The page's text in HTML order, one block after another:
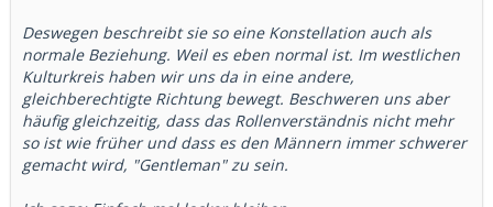
Deswegen beschreibt sie so eine Konstellation auch als
normale Beziehung. Weil es eben normal ist. Im westlichen
Kulturkreis haben wir uns da in eine andere,
gleichberechtigte Richtung bewegt. Beschweren uns aber
häufig gleichzeitig, dass das Rollenverständnis nicht mehr
so ist wie früher und dass es den Männern immer schwerer
gemacht wird, "Gentleman" zu sein.